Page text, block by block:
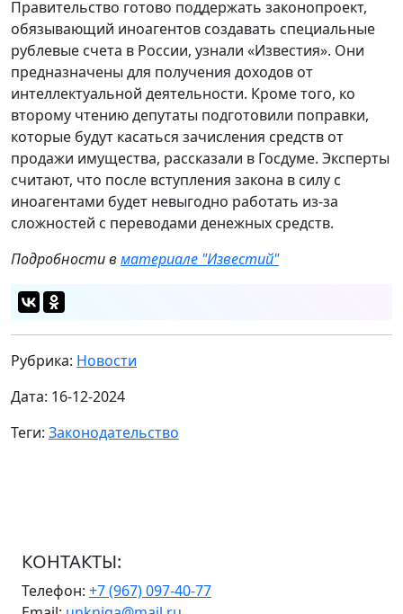
Правительство готово поддержать законопроект,
обязывающий иноагентов создавать специальные
рублевые счета в России, узнали «Известия». Они
предназначены для получения доходов от
интеллектуальной деятельности. Кроме того, ко
второму чтению депутаты подготовили поправки,
которые будут касаться зачисления средств от
продажи имущества, рассказали в Госдуме. Эксперты
считают, что после вступления закона в силу с
иноагентами будет невыгодно работать из-за
сложностей с переводами денежных средств.
Подробности вматериале "Известий"
Рубрика: Новости
Дата: 16-12-2024
Теги: Законодательство
КОНТАКТЫ:
Телефон: +7 (967) 097-40-77